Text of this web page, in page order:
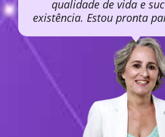
qualidade de vida e
existência. Estou pronta